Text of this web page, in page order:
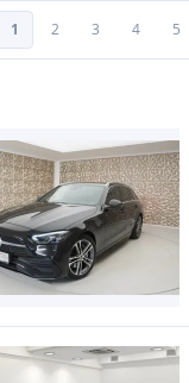
1 2 3 4 5